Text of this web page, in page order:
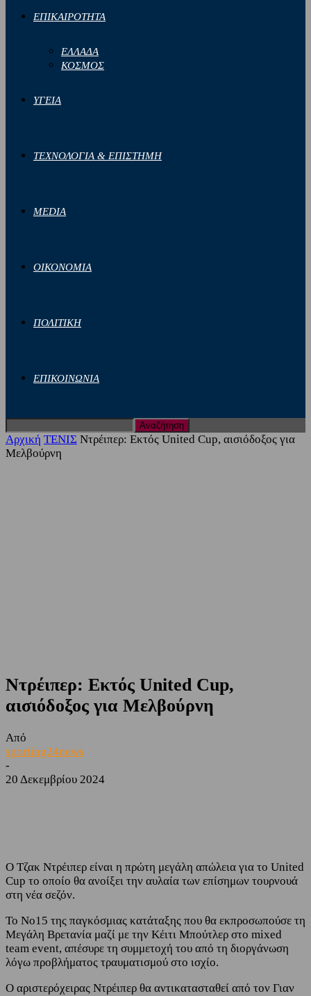
ΕΠΙΚΑΙΡΟΤΗΤΑ
ΕΛΛΑΔΑ
ΚΟΣΜΟΣ
ΥΓΕΙΑ
ΤΕΧΝΟΛΟΓΙΑ & ΕΠΙΣΤΗΜΗ
MEDIA
ΟΙΚΟΝΟΜΙΑ
ΠΟΛΙΤΙΚΗ
ΕΠΙΚΟΙΝΩΝΙΑ
Αρχική ΤΕΝΙΣ Ντρέιπερ: Εκτός United Cup, αισιόδοξος για
Μελβούρνη
Ντρέιπερ: Εκτός United Cup,
αισιόδοξος για Μελβούρνη
Από
sporting24news
-
20 Δεκεμβρίου 2024
Ο Τζακ Ντρέιπερ είναι η πρώτη μεγάλη απώλεια για το United
Cup το οποίο θα ανοίξει την αυλαία των επίσημων τουρνουά
στη νέα σεζόν.
Το Νο15 της παγκόσμιας κατάταξης που θα εκπροσωπούσε τη
Μεγάλη Βρετανία μαζί με την Κέιτι Μπούτλερ στο mixed
team event, απέσυρε τη συμμετοχή του από τη διοργάνωση
λόγω προβλήματος τραυματισμού στο ισχίο.
Ο αριστερόχειρας Ντρέιπερ θα αντικατασταθεί από τον Γιαν